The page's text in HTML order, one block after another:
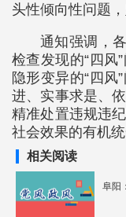
头性倾向性问题，
通知强调，
检查发现的“四风
隐形变异的“四
进、实事求是、
精准处置违规违
社会效果的有机
相关阅读
阜阳